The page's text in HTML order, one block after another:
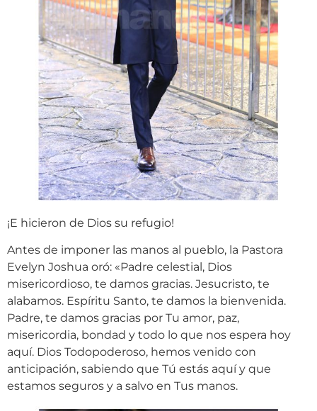
¡E hicieron de Dios su refugio!
Antes de imponer las manos al pueblo, la Pastora
Evelyn Joshua oró: «Padre celestial, Dios
misericordioso, te damos gracias. Jesucristo, te
alabamos. Espíritu Santo, te damos la bienvenida.
Padre, te damos gracias por Tu amor, paz,
misericordia, bondad y todo lo que nos espera hoy
aquí. Dios Todopoderoso, hemos venido con
anticipación, sabiendo que Tú estás aquí y que
estamos seguros y a salvo en Tus manos.